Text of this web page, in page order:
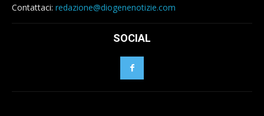
Contattaci: redazione@diogenenotizie.com
SOCIAL